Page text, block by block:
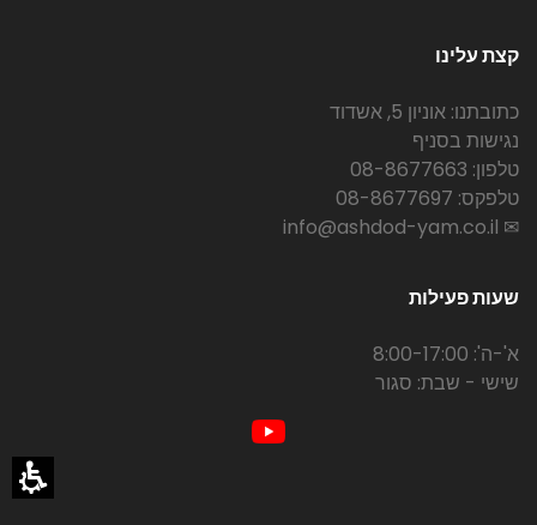
קצת עלינו
כתובתנו: אוניון 5, אשדוד
נגישות בסניף
טלפון: 08-8677663
טלפקס: 08-8677697
✉ info@ashdod-yam.co.il
שעות פעילות
א'-ה': 8:00-17:00
שישי - שבת: סגור